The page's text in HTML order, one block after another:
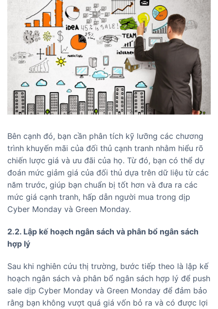
Bên cạnh đó, bạn cần phân tích kỹ lưỡng các chương
trình khuyến mãi của đối thủ cạnh tranh nhằm hiểu rõ
chiến lược giá và ưu đãi của họ. Từ đó, bạn có thể dự
đoán mức giảm giá của đối thủ dựa trên dữ liệu từ các
năm trước, giúp bạn chuẩn bị tốt hơn và đưa ra các
mức giá cạnh tranh, hấp dẫn người mua trong dịp
Cyber Monday và Green Monday.
2.2. Lập kế hoạch ngân sách và phân bổ ngân sách
hợp lý
Sau khi nghiên cứu thị trường, bước tiếp theo là lập kế
hoạch ngân sách và phân bổ ngân sách hợp lý để push
sale dịp Cyber Monday và Green Monday để đảm bảo
rằng bạn không vượt quá giá vốn bỏ ra và có được lợi